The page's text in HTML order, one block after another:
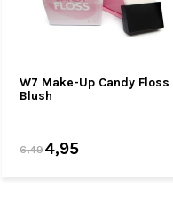
W7 Make-Up Candy Floss
Blush
6,494,95